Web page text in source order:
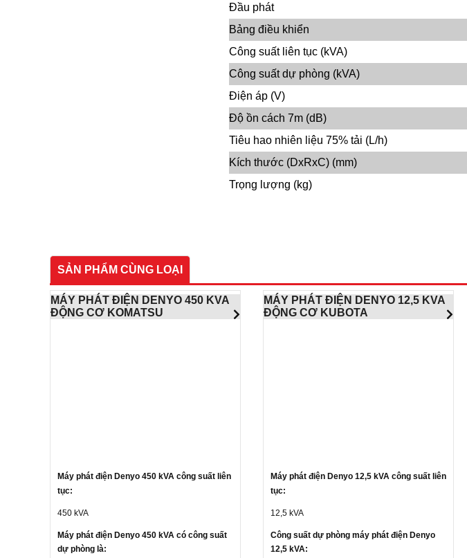
Đầu phát
Bảng điều khiển
Công suất liên tục (kVA)
Công suất dự phòng (kVA)
Điện áp (V)
Độ ồn cách 7m (dB)
Tiêu hao nhiên liệu 75% tải (L/h)
Kích thước (DxRxC) (mm)
Trọng lượng (kg)
SẢN PHẨM CÙNG LOẠI
MÁY PHÁT ĐIỆN DENYO 450 KVA
ĐỘNG CƠ KOMATSU
Máy phát điện Denyo 450 kVA công suất liên
tục:
450 kVA
Máy phát điện Denyo 450 kVA có công suất
dự phòng là:
MÁY PHÁT ĐIỆN DENYO 12,5 KVA
ĐỘNG CƠ KUBOTA
Máy phát điện Denyo 12,5 kVA công suất liên
tục:
12,5 kVA
Công suất dự phòng máy phát điện Denyo
12,5 kVA: